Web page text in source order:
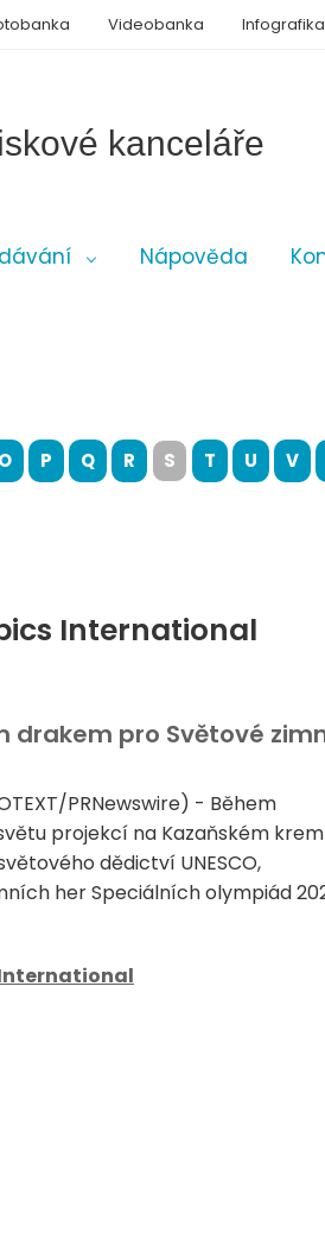
kanceláře
Nápověda
Videobanka Infografika
O P Q R S T U V
International
drakem pro Světové
PRNewswire) - Během
projekcí na Kazaňském
dědictví UNESCO,
her Speciálních olympiád